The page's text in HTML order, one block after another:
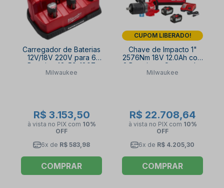
Carregador de Baterias
12V/18V 220V para 6
Baterias 48-59-1807
MILWAUKEE
Milwaukee
R$ 3.153,50
à vista no PIX com 10%
OFF
6x de R$ 583,98
COMPRAR
CUPOM LIBERADO!
Chave de Impacto 1"
2576Nm 18V 12.0Ah com
2 Baterias + Carregador
220V + Bolsa 2868-
Milwaukee
R$ 22.708,64
à vista no PIX com 10%
OFF
6x de R$ 4.205,30
COMPRAR